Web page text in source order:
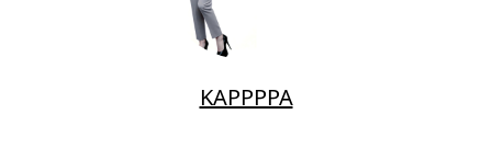
KAPPPPA